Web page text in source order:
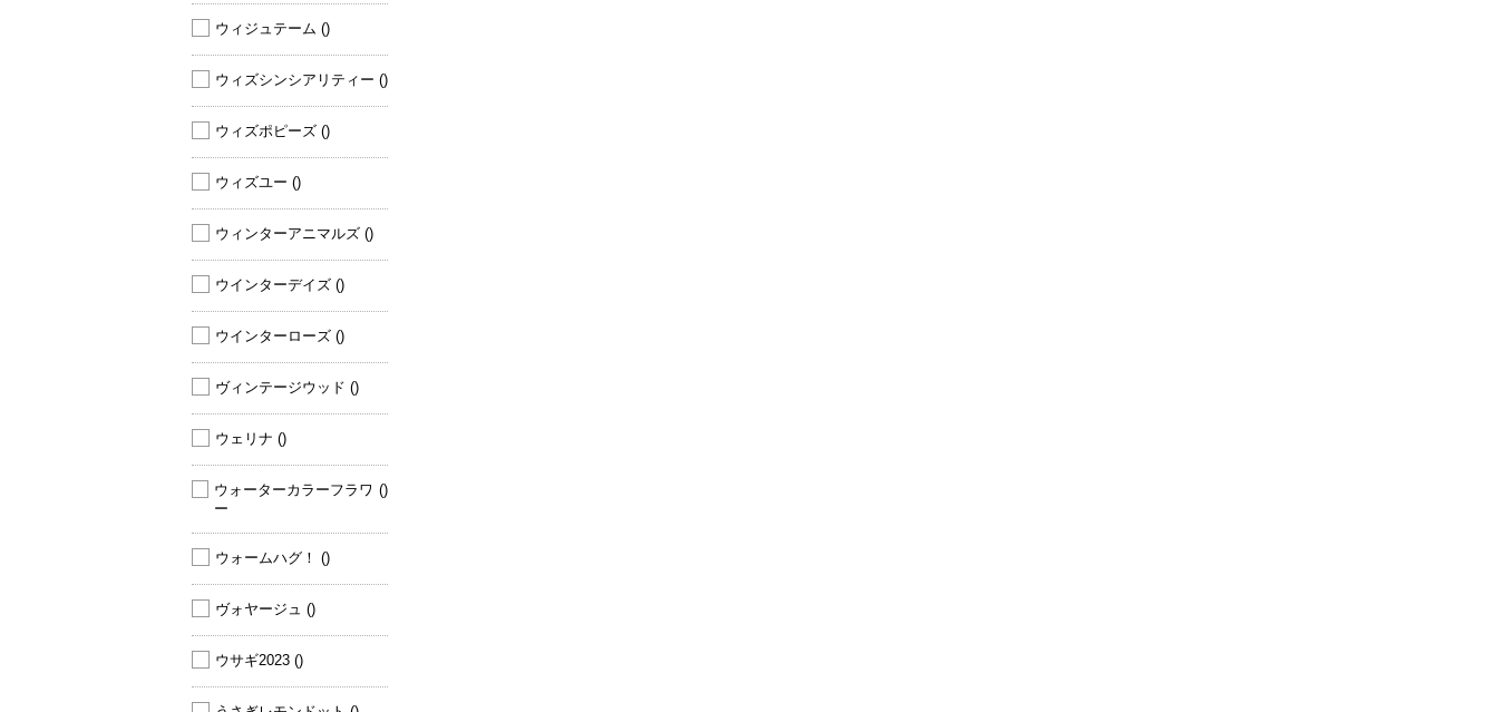
ウィジュテーム ()
ウィズシンシアリティー ()
ウィズポピーズ ()
ウィズユー ()
ウィンターアニマルズ ()
ウインターデイズ ()
ウインターローズ ()
ヴィンテージウッド ()
ウェリナ ()
ウォーターカラーフラワ
ー
()
ウォームハグ！ ()
ヴォヤージュ ()
ウサギ2023 ()